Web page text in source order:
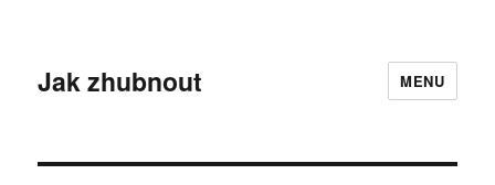
Jak zhubnout MENU